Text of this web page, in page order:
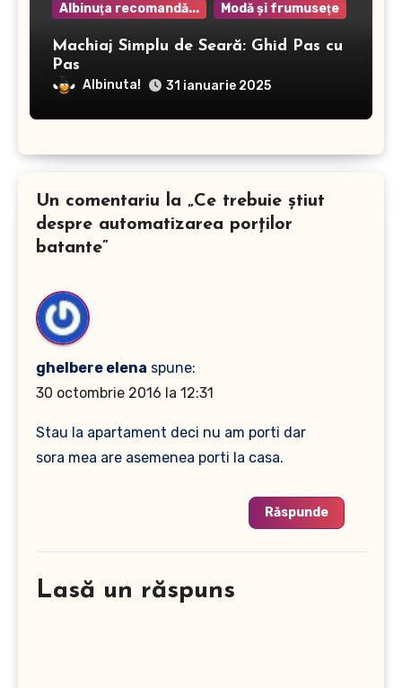
Albinuţa recomandă... Modă şi frumuseţe
Machiaj Simplu de Seară: Ghid Pas cu
Pas
Albinuta! 31 ianuarie 2025
Un comentariu la „Ce trebuie ştiut
despre automatizarea porţilor
batante”
ghelbere elena spune:
30 octombrie 2016 la 12:31
Stau la apartament deci nu am porti dar
sora mea are asemenea porti la casa.
Răspunde
Lasă un răspuns